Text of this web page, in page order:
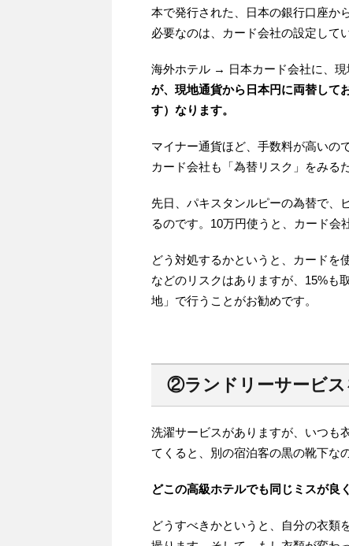
本で発行された、日本の銀行口座か
必要なのは、カード会社の設定して
海外ホテル → 日本カード会社に、現
が、現地通貨から日本円に両替して
す）なります。
マイナー通貨ほど、手数料が高いの
カード会社も「為替リスク」をみ
先日、パキスタンルピーの為替で、
るのです。10万円使うと、カード会
どう対処するかというと、カードを
などのリスクはありますが、15%も
地」で行うことがお勧めです。
②ランドリーサービ
洗濯サービスがありますが、いつも
てくると、別の宿泊客の黒の靴下な
どこの高級ホテルでも同じミスが良
どうすべきかというと、自分の衣類